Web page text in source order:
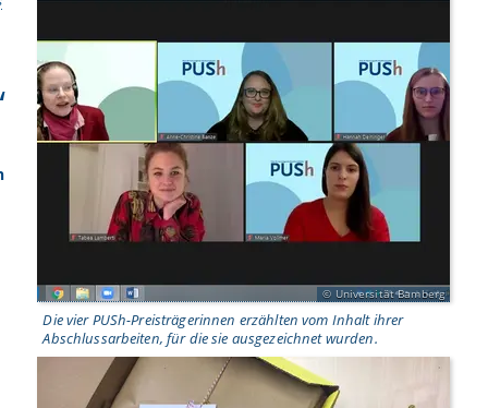
Universität Bamberg
Die vier PUSh-Preisträgerinnen erzählten vom Inhalt ihrer
Abschlussarbeiten, für die sie ausgezeichnet wurden.